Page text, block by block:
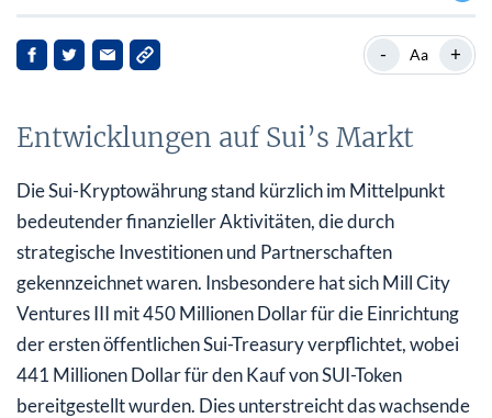
Entwicklungen auf Sui’s Markt
Strategische Partnerschaften und Marktreaktionen
Ausblick
- Aa +
Entwicklungen auf Sui’s Markt
Die Sui-Kryptowährung stand kürzlich im Mittelpunkt
bedeutender finanzieller Aktivitäten, die durch
strategische Investitionen und Partnerschaften
gekennzeichnet waren. Insbesondere hat sich Mill City
Ventures III mit 450 Millionen Dollar für die Einrichtung
der ersten öffentlichen Sui-Treasury verpflichtet, wobei
441 Millionen Dollar für den Kauf von SUI-Token
bereitgestellt wurden. Dies unterstreicht das wachsende